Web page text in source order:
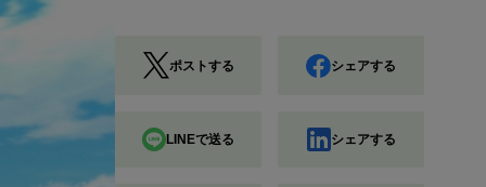
ポストする シェアする
LINEで送る シェアする